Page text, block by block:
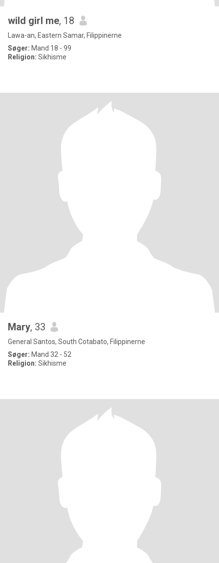
wild girl me, 18
Lawa-an, Eastern Samar, Filippinerne
Søger: Mand 18 - 99
Religion: Sikhisme
Mary, 33
General Santos, South Cotabato, Filippinerne
Søger: Mand 32 - 52
Religion: Sikhisme